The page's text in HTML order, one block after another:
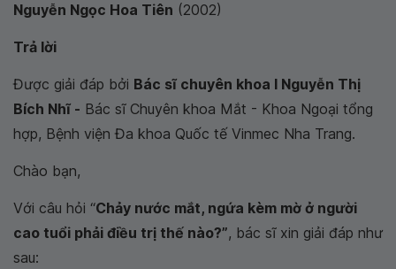
Nguyễn Ngọc Hoa Tiên (2002)
Trả lời
Được giải đáp bởi Bác sĩ chuyên khoa I Nguyễn Thị
Bích Nhĩ - Bác sĩ Chuyên khoa Mắt - Khoa Ngoại tổng
hợp, Bệnh viện Đa khoa Quốc tế Vinmec Nha Trang.
Chào bạn,
Với câu hỏi “Chảy nước mắt, ngứa kèm mờ ở người
cao tuổi phải điều trị thế nào?”, bác sĩ xin giải đáp như
sau: